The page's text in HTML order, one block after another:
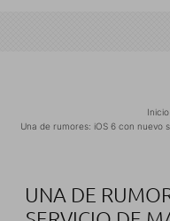
Inicio
Una de rumores: iOS 6 con nuevo
UNA DE